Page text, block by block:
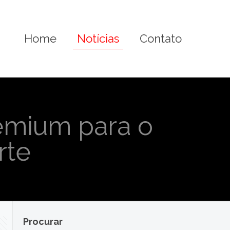
Home Notícias Contato
para o
Procurar